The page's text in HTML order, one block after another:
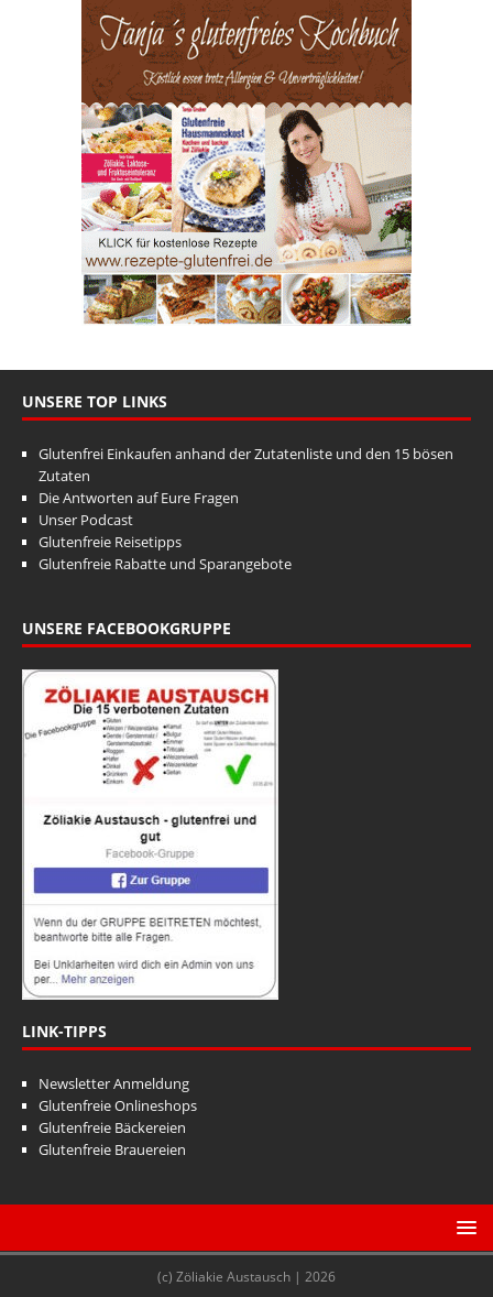
UNSERE TOP LINKS
Glutenfrei Einkaufen anhand der Zutatenliste und den 15 bösen
Zutaten
Die Antworten auf Eure Fragen
Unser Podcast
Glutenfreie Reisetipps
Glutenfreie Rabatte und Sparangebote
UNSERE FACEBOOKGRUPPE
LINK-TIPPS
Newsletter Anmeldung
Glutenfreie Onlineshops
Glutenfreie Bäckereien
Glutenfreie Brauereien
(c) Zöliakie Austausch | 2026